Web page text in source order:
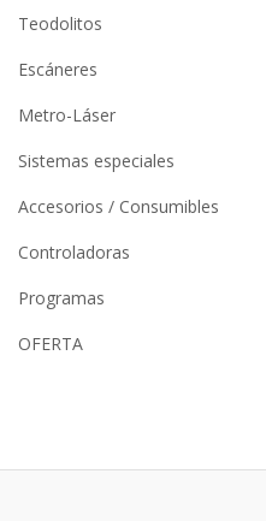
Teodolitos
Escáneres
Metro-Láser
Sistemas especiales
Accesorios / Consumibles
Controladoras
Programas
OFERTA